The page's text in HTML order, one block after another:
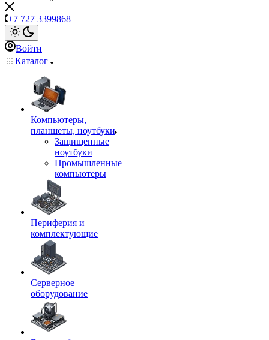
+7 727 3399868
Войти
Каталог
Компьютеры,
планшеты, ноутбуки
Защищенные
ноутбуки
Промышленные
компьютеры
Периферия и
комплектующие
Серверное
оборудование